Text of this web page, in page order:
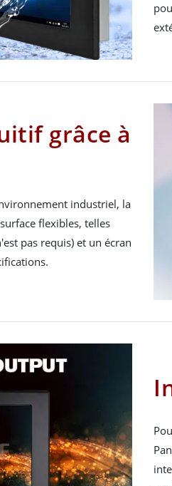
grâce à
industriel, la
flexibles, telles
pas requis) et un écran